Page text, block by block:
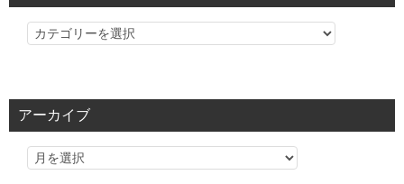
カ
リ
アーカイブ